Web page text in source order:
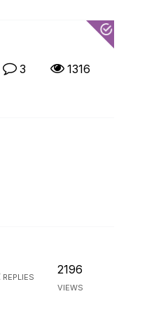
3 1316
REPLIES
2196
VIEWS